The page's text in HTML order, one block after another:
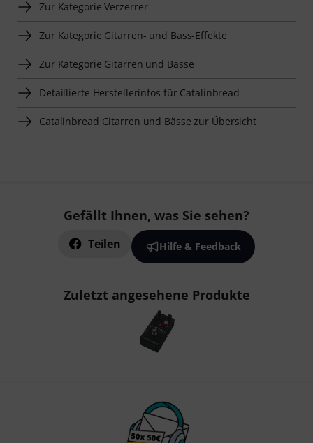
Zur Kategorie Verzerrer
Zur Kategorie Gitarren- und Bass-Effekte
Zur Kategorie Gitarren und Bässe
Detaillierte Herstellerinfos für Catalinbread
Catalinbread Gitarren und Bässe zur Übersicht
Gefällt Ihnen, was Sie sehen?
Teilen Hilfe & Feedback
Zuletzt angesehene Produkte